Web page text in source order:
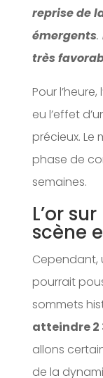
reprise de
émergents.
très
Pour
eu l’effet
précieux. Le
phase de
semaines.
L’or
scène
Cependant,
pourrait
sommets
atteindre 2
allons
de la